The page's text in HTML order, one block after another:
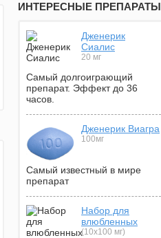
ИНТЕРЕСНЫЕ ПРЕПАРАТЫ
Дженерик
Сиалис
20 мг
Самый долгоиграющий
препарат. Эффект до 36
часов.
Дженерик Виагра
100мг
Самый известный в мире
препарат
Набор для
влюбленных
(10х100 мг)